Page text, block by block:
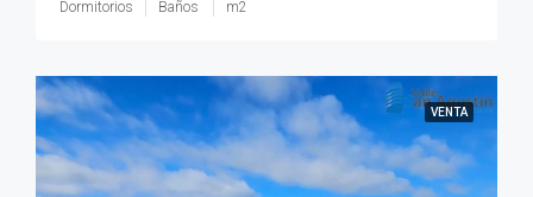
Dormitorios Baños m2
VENTA